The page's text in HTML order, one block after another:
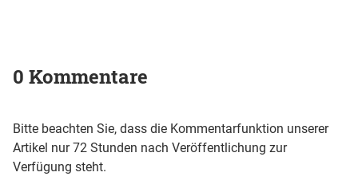
0 Kommentare
Bitte beachten Sie, dass die Kommentarfunktion unserer
Artikel nur 72 Stunden nach Veröffentlichung zur
Verfügung steht.